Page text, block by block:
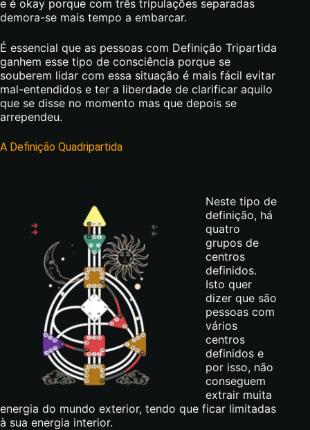
e é okay porque com três tripulações separadas
demora-se mais tempo a embarcar.
É essencial que as pessoas com Definição Tripartida
ganhem esse tipo de consciência porque se
souberem lidar com essa situação é mais fácil evitar
mal-entendidos e ter a liberdade de clarificar aquilo
que se disse no momento mas que depois se
arrependeu.
A Definição Quadripartida
Neste tipo de
definição, há
quatro
grupos de
centros
definidos.
Isto quer
dizer que são
pessoas com
vários
centros
definidos e
por isso, não
conseguem
extrair muita
energia do mundo exterior, tendo que ficar limitadas
à sua energia interior.